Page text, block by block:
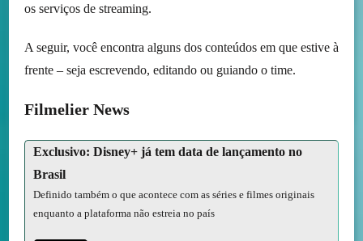
os serviços de streaming.
A seguir, você encontra alguns dos conteúdos em que estive à
frente – seja escrevendo, editando ou guiando o time.
Filmelier News
Exclusivo: Disney+ já tem data de lançamento no
Brasil
Definido também o que acontece com as séries e filmes originais
enquanto a plataforma não estreia no país